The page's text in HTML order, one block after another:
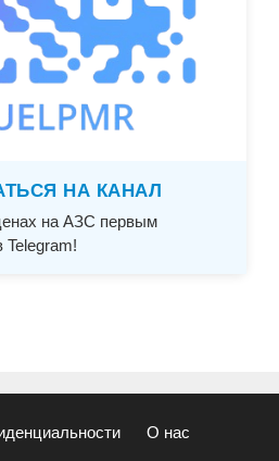
НА КАНАЛ
на АЗС первым
Telegram!
О нас